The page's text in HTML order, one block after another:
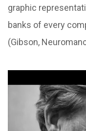
graphic
banks of every
(Gibson,